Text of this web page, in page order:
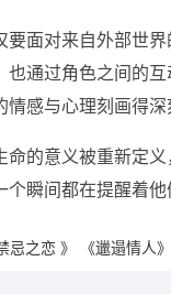
要面对来自外部世
也通过角色之间的
感与心理刻画得
命的意义被重新定
瞬间都在提醒着他
忌之恋 》 《邋遢情人》